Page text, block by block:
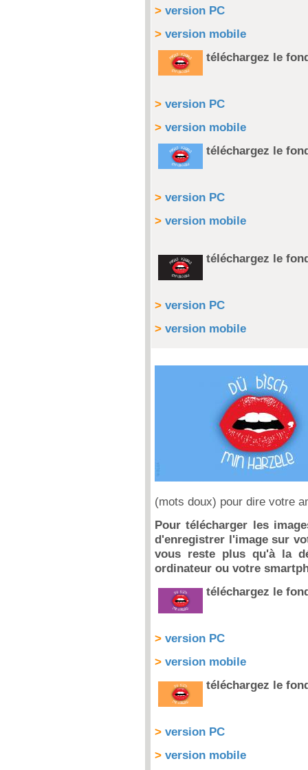
> version PC
> version mobile
téléchargez le
> version PC
> version mobile
téléchargez le
> version PC
> version mobile
téléchargez le
> version PC
> version mobile
(mots doux) pour dire votre
Pour télécharger les
d'enregistrer l'image sur
vous reste plus qu'à la
ordinateur ou votre
téléchargez le
> version PC
> version mobile
téléchargez le
> version PC
> version mobile